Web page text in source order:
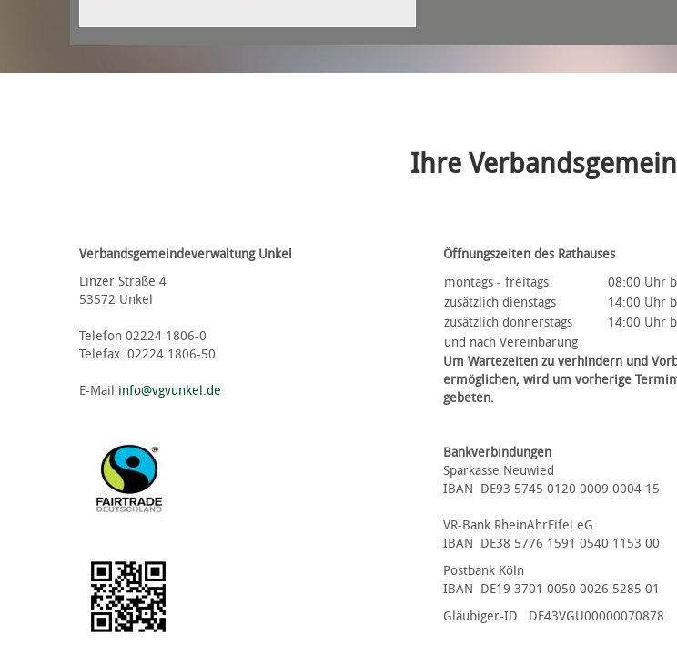
Ihre
Verbandsgemeindeverwaltung Unkel
Linzer Straße 4
53572 Unkel
Telefon 02224 1806-0
Telefax 02224 1806-50
E-Mail info@vgvunkel.de
Öffnungszeiten des Rathauses
montags - freitags
08:00 Uhr
zusätzlich dienstags
14:00 Uhr
zusätzlich donnerstags
14:00 Uhr
und nach Vereinbarung
Um Wartezeiten zu verhindern und
ermöglichen, wird um vorherige
gebeten.
Bankverbindungen
Sparkasse Neuwied
IBAN DE93 5745 0120 0009 0004 15
VR-Bank RheinAhrEifel eG.
IBAN DE38 5776 1591 0540 1153 00
Postbank Köln
IBAN DE19 3701 0050 0026 5285 01
Gläubiger-ID DE43VGU00000070878